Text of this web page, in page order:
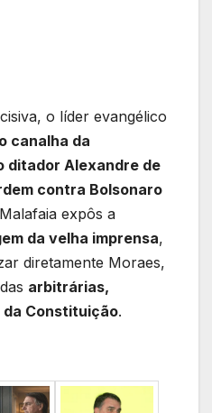
o líder evangélico
canalha da
ditador Alexandre de
contra Bolsonaro
expôs a
da velha imprensa,
diretamente Moraes,
arbitrárias,
Constituição.